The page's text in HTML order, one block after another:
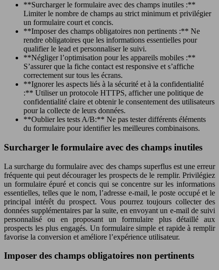
**Surcharger le formulaire avec des champs inutiles :**
Limiter le nombre de champs au strict minimum et privilégier
un formulaire court et concis.
**Imposer des champs obligatoires non pertinents :** Ne
rendre obligatoires que les informations essentielles pour
qualifier le lead et personnaliser le suivi.
**Négliger l’optimisation pour les appareils mobiles :**
S’assurer que la fiche contact est responsive et s’affiche
correctement sur tous les écrans.
**Ignorer les aspects liés à la sécurité et à la confidentialité
:** Utiliser un protocole HTTPS, afficher une politique de
confidentialité claire et obtenir le consentement des utilisateurs
pour la collecte de leurs données.
**Oublier les tests A/B:** Ne pas tester différents éléments
du formulaire pour identifier les meilleures combinaisons.
Surcharger le formulaire avec des champs inutiles
La surcharge du formulaire avec des champs superflus est une erreur
fréquente qui peut décourager les prospects de le remplir. Privilégiez
un formulaire épuré et concis qui se concentre sur les informations
essentielles, telles que le nom, l’adresse e-mail, le poste occupé et le
principal intérêt du prospect. Vous pourrez toujours collecter des
données supplémentaires par la suite, en envoyant un e-mail de suivi
personnalisé ou en proposant un formulaire plus détaillé aux
prospects les plus engagés. Un formulaire simple et rapide à remplir
favorise la conversion et améliore l’expérience utilisateur.
Imposer des champs obligatoires non pertinents